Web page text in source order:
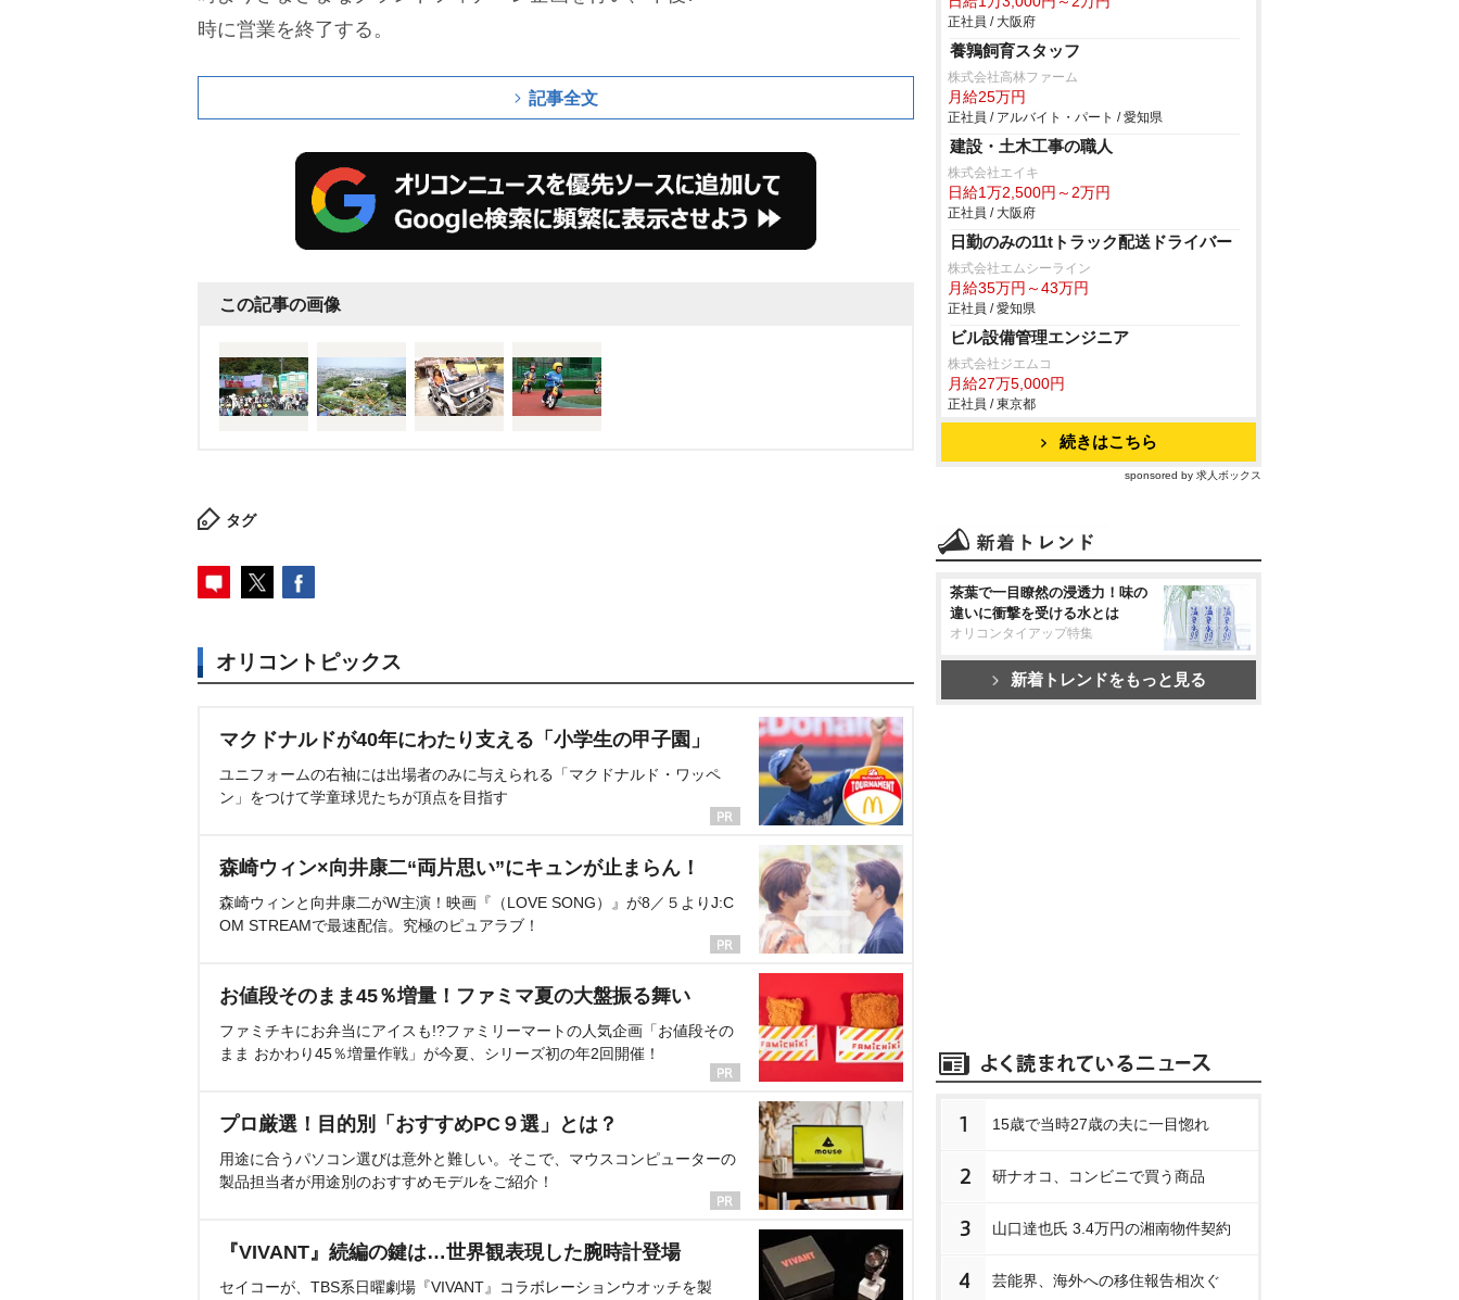
時に営業を終了する。
記事全文
この記事の画像
タグ
オリコントピックス
マクドナルドが40年にわたり支える「小学生の甲子園」
ユニフォームの右袖には出場者のみに与えられる「マクドナルド・ワッペ
ン」をつけて学童球児たちが頂点を目指す
森崎ウィン×向井康二“両片思い”にキュンが止まらん！
森崎ウィンと向井康二がW主演！映画『（LOVE SONG）』が8／５よりJ:C
OM STREAMで最速配信。究極のピュアラブ！
お値段そのまま45％増量！ファミマ夏の大盤振る舞い
ファミチキにお弁当にアイスも!?ファミリーマートの人気企画「お値段その
まま おかわり45％増量作戦」が今夏、シリーズ初の年2回開催！
プロ厳選！目的別「おすすめPC９選」とは？
用途に合うパソコン選びは意外と難しい。そこで、マウスコンピューターの
製品担当者が用途別のおすすめモデルをご紹介！
『VIVANT』続編の鍵は…世界観表現した腕時計登場
セイコーが、TBS系日曜劇場『VIVANT』コラボレーションウオッチを製
正社員 / 大阪府
養鶉飼育スタッフ
株式会社高林ファーム
月給25万円
正社員 / アルバイト・パート / 愛知県
建設・土木工事の職人
株式会社エイキ
日給1万2,500円～2万円
正社員 / 大阪府
日勤のみの11tトラック配送ドライバー
株式会社エムシーライン
月給35万円～43万円
正社員 / 愛知県
ビル設備管理エンジニア
株式会社ジエムコ
月給27万5,000円
正社員 / 東京都
続きはこちら
sponsored by 求人ボックス
茶葉で一目瞭然の浸透力！味の
違いに衝撃を受ける水とは
オリコンタイアップ特集
新着トレンドをもっと見る
1 15歳で当時27歳の夫に一目惚れ
2 研ナオコ、コンビニで買う商品
3 山口達也氏 3.4万円の湘南物件契約
4 芸能界、海外への移住報告相次ぐ